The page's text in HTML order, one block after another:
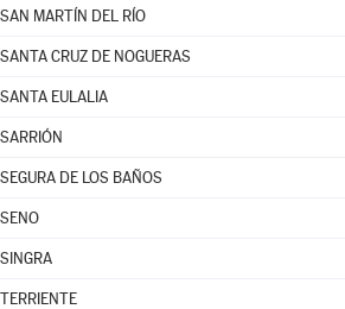
SAN MARTÍN DEL RÍO
SANTA CRUZ DE NOGUERAS
SANTA EULALIA
SARRIÓN
SEGURA DE LOS BAÑOS
SENO
SINGRA
TERRIENTE